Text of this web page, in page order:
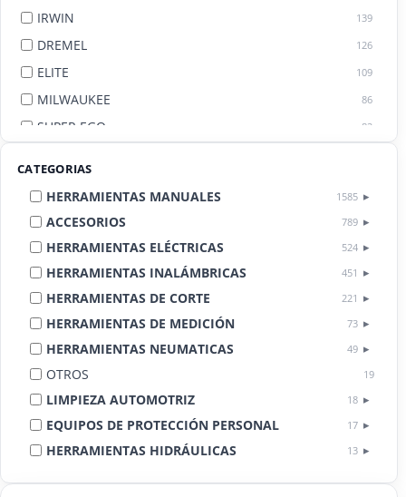
IRWIN 139
DREMEL 126
ELITE 109
MILWAUKEE 86
SUPER EGO 82
CATEGORIAS
HERRAMIENTAS MANUALES 1585
ACCESORIOS 789
HERRAMIENTAS ELÉCTRICAS 524
HERRAMIENTAS INALÁMBRICAS 451
HERRAMIENTAS DE CORTE 221
HERRAMIENTAS DE MEDICIÓN 73
HERRAMIENTAS NEUMATICAS 49
OTROS 19
LIMPIEZA AUTOMOTRIZ 18
EQUIPOS DE PROTECCIÓN PERSONAL 17
HERRAMIENTAS HIDRÁULICAS 13